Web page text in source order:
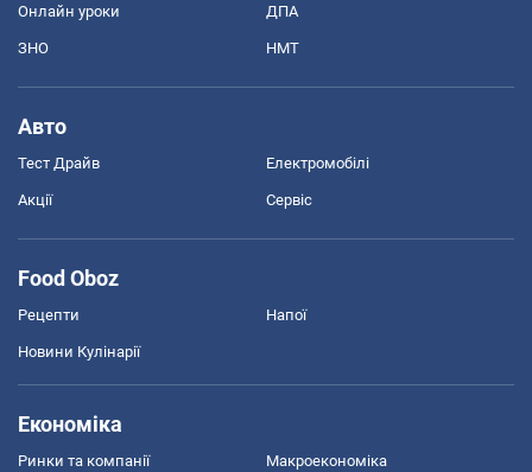
Онлайн уроки ДПА
ЗНО НМТ
Авто
Тест Драйв Електромобілі
Акції Сервіс
Food Oboz
Рецепти Напої
Новини Кулінарії
Економіка
Ринки та компанії Макроекономіка